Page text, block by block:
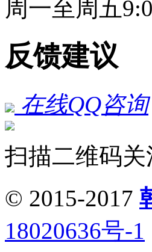
周一至周五
反馈建议
在线QQ咨询
扫描二维码关
© 2015-2017
18020636号-1